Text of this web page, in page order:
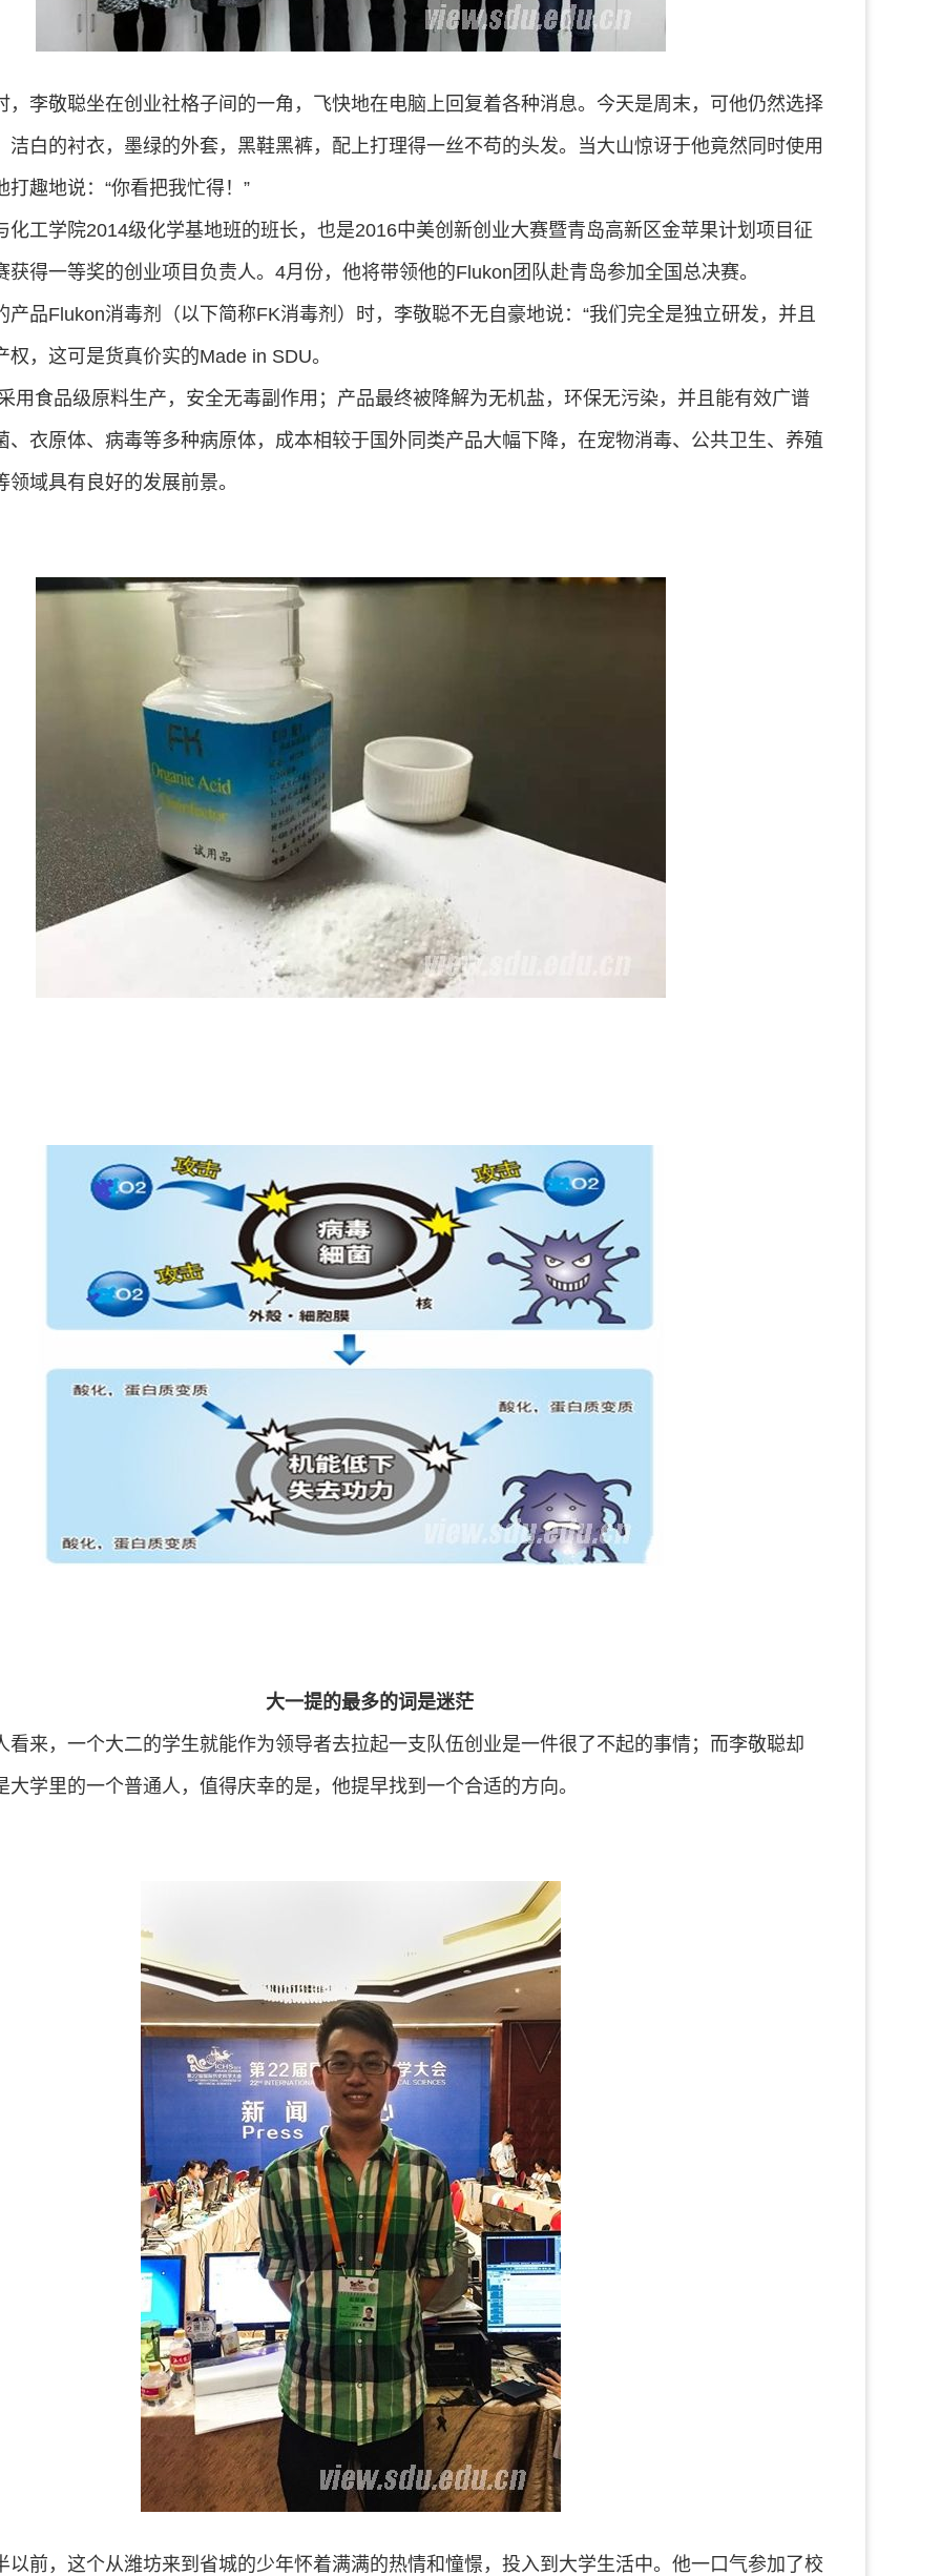
敬聪坐在创业社格子间的一角，飞快地在电脑上回复着各种消息。今天是周末，可他仍然选择
洁白的衬衣，墨绿的外套，黑鞋黑裤，配上打理得一丝不苟的头发。当大山惊讶于他竟然同时使用
打趣地说：“你看把我忙得！”
学院2014级化学基地班的班长，也是2016中美创新创业大赛暨青岛高新区金苹果计划项目征
获得一等奖的创业项目负责人。4月份，他将带领他的Flukon团队赴青岛参加全国总决赛。
Flukon消毒剂（以下简称FK消毒剂）时，李敬聪不无自豪地说：“我们完全是独立研发，并且
权，这可是货真价实的Made in SDU。
品级原料生产，安全无毒副作用；产品最终被降解为无机盐，环保无污染，并且能有效广谱
、衣原体、病毒等多种病原体，成本相较于国外同类产品大幅下降，在宠物消毒、公共卫生、养殖
领域具有良好的发展前景。
大一提的最多的词是迷茫
，一个大二的学生就能作为领导者去拉起一支队伍创业是一件很了不起的事情；而李敬聪却
大学里的一个普通人，值得庆幸的是，他提早找到一个合适的方向。
，这个从潍坊来到省城的少年怀着满满的热情和憧憬，投入到大学生活中。他一口气参加了校